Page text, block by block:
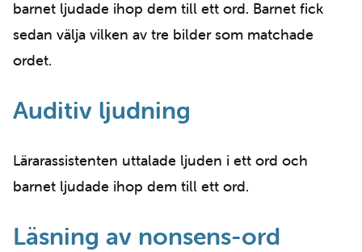
barnet ljudade ihop dem till ett ord. Barnet fick
sedan välja vilken av tre bilder som matchade
ordet.
Auditiv ljudning
Lärarassistenten uttalade ljuden i ett ord och
barnet ljudade ihop dem till ett ord.
Läsning av nonsens-ord